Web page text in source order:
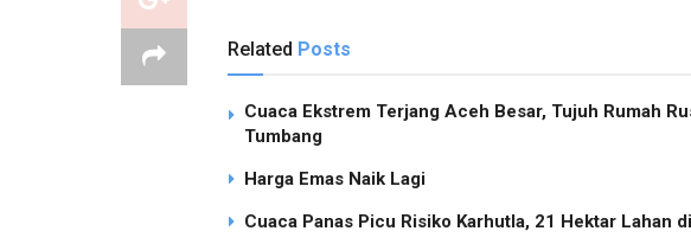
Related Posts
Cuaca Ekstrem Terjang Aceh Besar, Tujuh Rumah
Tumbang
Harga Emas Naik Lagi
Cuaca Panas Picu Risiko Karhutla, 21 Hektar Lahan